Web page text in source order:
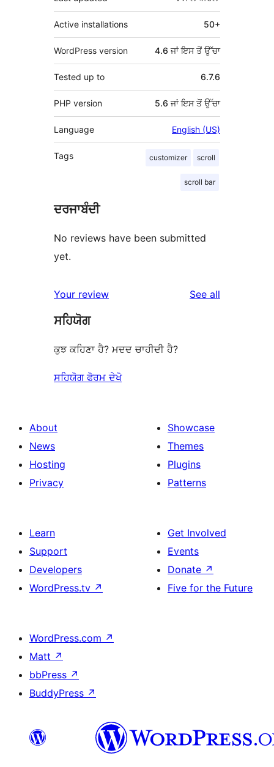
Active installations 50+
WordPress version 4.6 ਜਾਂ ਇਸ ਤੋਂ ਉੱਚਾ
Tested up to 6.7.6
PHP version 5.6 ਜਾਂ ਇਸ ਤੋਂ ਉੱਚਾ
Language English (US)
Tags customizer scroll
scroll bar
ਦਰਜਾਬੰਦੀ
No reviews have been submitted
yet.
Your review See all
ਸਹਿਯੋਗ
ਕੁਝ ਕਹਿਣਾ ਹੈ? ਮਦਦ ਚਾਹੀਦੀ ਹੈ?
ਸਹਿਯੋਗ ਫੋਰਮ ਦੇਖੋ
About
News
Hosting
Privacy
Showcase
Themes
Plugins
Patterns
Learn
Support
Developers
WordPress.tv ↗
Get Involved
Events
Donate ↗
Five for the Future
WordPress.com ↗
Matt ↗
bbPress ↗
BuddyPress ↗